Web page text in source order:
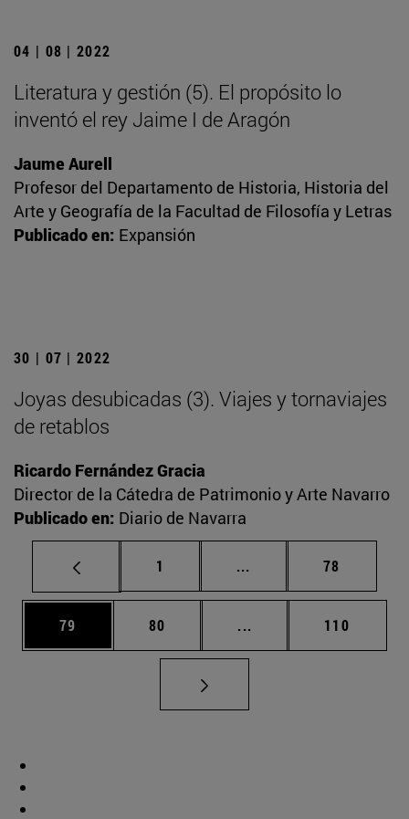
04 | 08 | 2022
Literatura y gestión (5). El propósito lo
inventó el rey Jaime I de Aragón
Jaume Aurell
Profesor del Departamento de Historia, Historia del
Arte y Geografía de la Facultad de Filosofía y Letras
Publicado en: Expansión
30 | 07 | 2022
Joyas desubicadas (3). Viajes y tornaviajes
de retablos
Ricardo Fernández Gracia
Director de la Cátedra de Patrimonio y Arte Navarro
Publicado en: Diario de Navarra
Página
1 ... Páginas intermedias
Página
78
Página
79 Página
80 ... Páginas intermedias
Página
110